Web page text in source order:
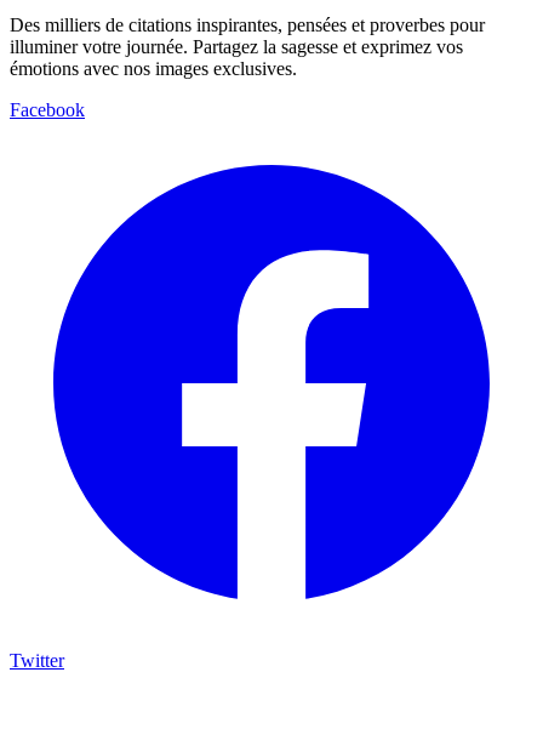
Des milliers de citations inspirantes, pensées et proverbes pour
illuminer votre journée. Partagez la sagesse et exprimez vos
émotions avec nos images exclusives.
Facebook
Twitter